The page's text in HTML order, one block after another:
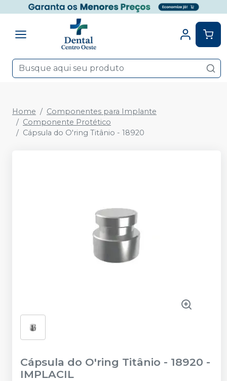
Home
Componentes para Implante
Componente Protético
Cápsula do O'ring Titânio - 18920
Cápsula do O'ring Titânio - 18920 -
IMPLACIL